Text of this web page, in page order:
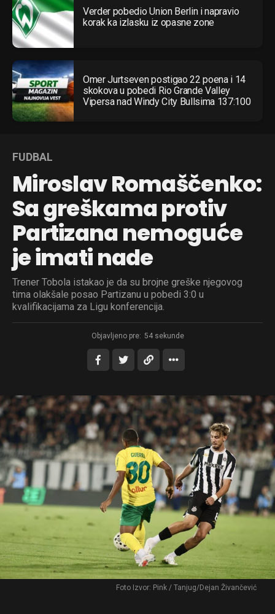
Verder pobedio Union Berlin i napravio
korak ka izlasku iz opasne zone
Omer Jurtseven postigao 22 poena i 14
skokova u pobedi Rio Grande Valley
Vipersa nad Windy City Bullsima 137:100
FUDBAL
Miroslav Romaščenko:
Sa greškama protiv
Partizana nemoguće
je imati nade
Trener Tobola istakao je da su brojne greške njegovog
tima olakšale posao Partizanu u pobedi 3:0 u
kvalifikacijama za Ligu konferencija.
Objavljeno pre: 54 sekunde
Foto Izvor: Pink / Tanjug/Dejan Živančević